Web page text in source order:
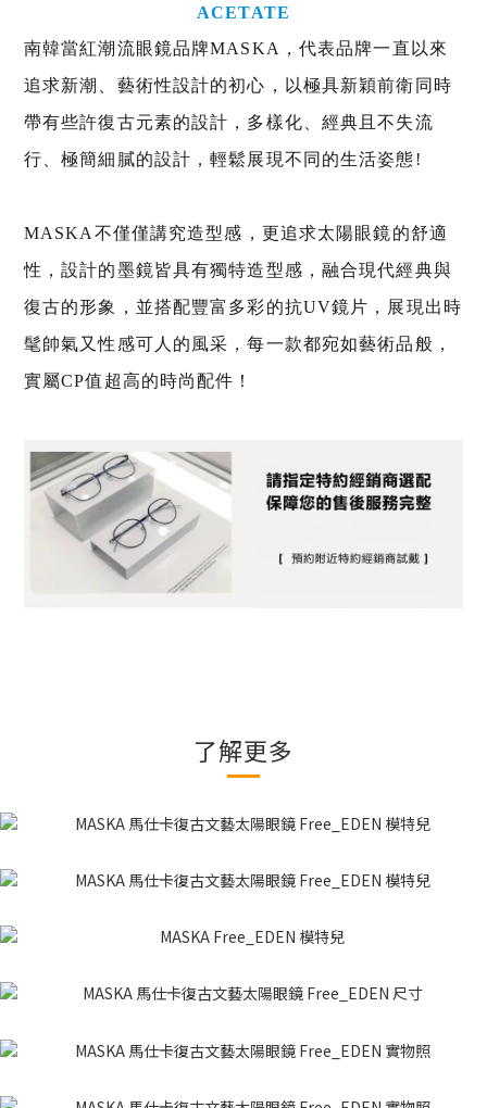
ACETATE
南韓當紅潮流眼鏡品牌MASKA，代表品牌一直以來
追求新潮、藝術性設計的初心，以極具新穎前衛同時
帶有些許復古元素的設計， 多樣化、經典且不失流
行、極簡細膩的設計，輕鬆展現不同的生活姿態!
MASKA不僅僅講究造型感，更追求太陽眼鏡的舒適
性，設計的墨鏡皆具有獨特造型感，融合現代經典與
復古的形象
，並搭配豐富多彩的抗UV鏡片， 展現出時
髦帥氣又性感可人的風采，每一款都宛如藝術品般，
實屬CP值超高的時尚配件！
了解更多